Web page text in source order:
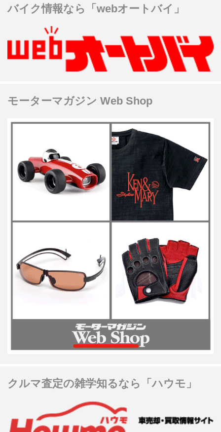
バイク情報なら「webオートバイ」
モーターマガジン Web Shop
クルマ査定の雑学知るなら「ハウモ」